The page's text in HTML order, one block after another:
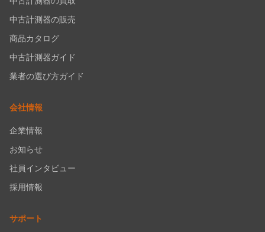
中古計測器の販売
商品カタログ
中古計測器ガイド
業者の選び方ガイド
会社情報
企業情報
お知らせ
社員インタビュー
採用情報
サポート